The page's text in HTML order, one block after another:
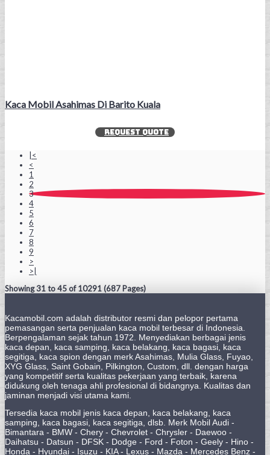
Kaca Mobil Asahimas Di Barito Kuala
REQUEST QUOTE
|<
<
1
2
3
4
5
6
7
8
9
>
>|
Showing 31 to 45 of 10291 (687 Pages)
Kacamobil.com adalah distributor resmi dan pelopor pertama
pemasangan serta penjualan kaca mobil terbesar di Indonesia.
Berpengalaman sejak tahun 1972. Menyediakan berbagai jenis
kaca depan, kaca samping, kaca belakang, kaca bagasi, kaca
segitiga, kaca spion dengan merk Asahimas, Mulia Glass, Fuyao,
XYG Glass, Saint Gobain, Pilkington, Custom, dll. dengan harga
yang kompetitif serta kualitas pekerjaan yang terbaik, karena
didukung oleh tenaga ahli profesional di bidangnya. Kualitas dan
jaminan menjadi visi utama kami.
Tersedia kaca mobil jenis kaca depan, kaca belakang, kaca
samping, kaca bagasi, kaca segitiga, dlsb. Merk Mobil Audi -
Bimantara - BMW - Chery - Chevrolet - Chrysler - Daewoo -
Daihatsu - Datsun - DFSK - Dodge - Ford - Foton - Geely - Hino -
Honda - Hyundai - Isuzu - KIA - Lexus - Mazda - Mercedes Benz -